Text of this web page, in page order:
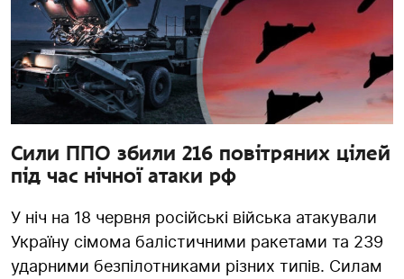
Сили ППО збили 216 повітряних цілей
під час нічної атаки рф
У ніч на 18 червня російські війська атакували
Україну сімома балістичними ракетами та 239
ударними безпілотниками різних типів. Силам